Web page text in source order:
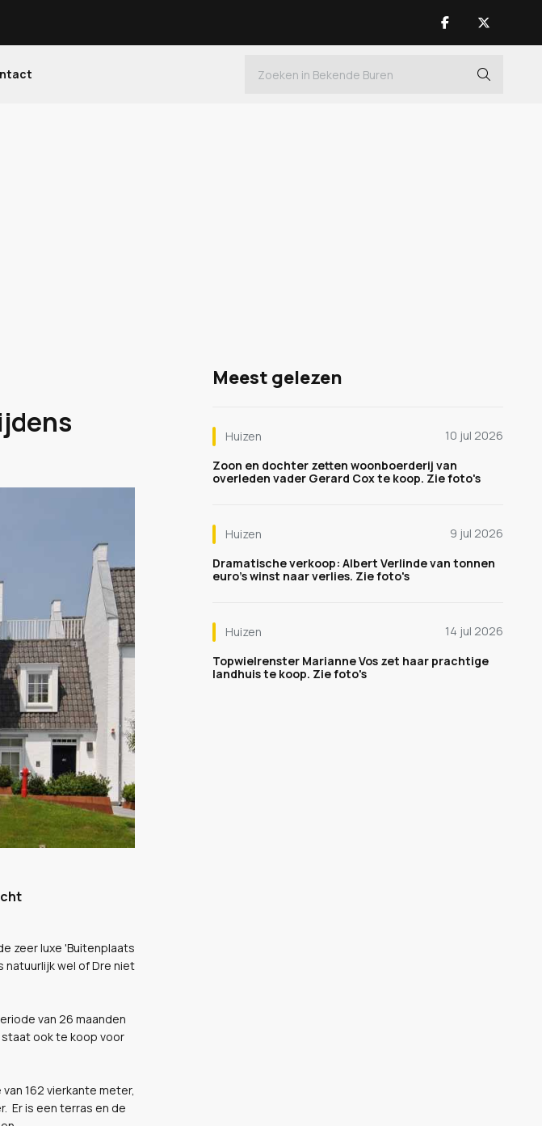
zeer luxe 'Buitenplaats
natuurlijk wel of Dre niet
van 26 maanden
staat ook te koop voor
162 vierkante meter,
Er is een terras en de
Meest gelezen
Huizen
10 jul 2026
Zoon en dochter zetten woonboerderij van
overleden vader Gerard Cox te koop. Zie foto's
Huizen
9 jul 2026
Dramatische verkoop: Albert Verlinde van tonnen
euro's winst naar verlies. Zie foto's
Huizen
14 jul 2026
Topwielrenster Marianne Vos zet haar prachtige
landhuis te koop. Zie foto's